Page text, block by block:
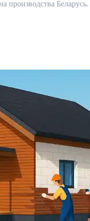
производства